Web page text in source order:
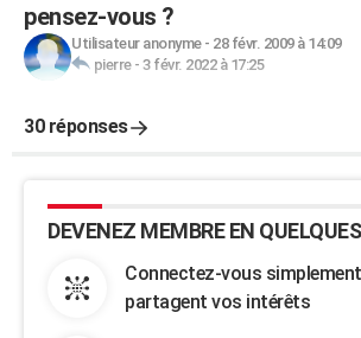
pensez-vous ?
Utilisateur anonyme- 28 févr. 2009 à 14:09
pierre- 3 févr. 2022 à 17:25
30 réponses
DEVENEZ MEMBRE EN
Connectez-vous
partagent vos intérêts